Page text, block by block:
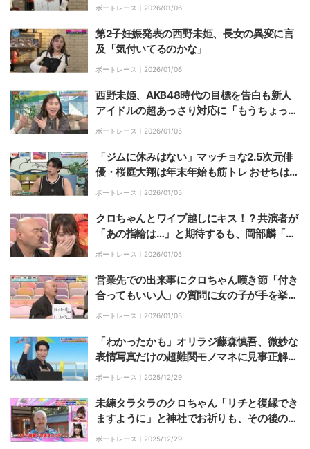
ボートレース｜ 2026/01/06
第2子妊娠発表の西野未姫、長女の異変に言
及「気付いてるのかな」
ボートレース｜ 2026/01/06
西野未姫、AKB48時代の目標を告白も新人
アイドルの超あっさり対応に「もうちょっと
さ…」
ボートレース｜ 2026/01/05
「ジムに休みはない」マッチョな2.5次元俳
優・桜庭大翔は年末年始も筋トレ おせちは
「意外と食べられる」
ボートレース｜ 2026/01/05
クロちゃんとワイプ越しにキス！？共演者が
「あの指輪は…」と期待するも、岡部麟「売
るよ、私」
ボートレース｜ 2026/01/05
営業先での出来事にクロちゃん嘆き節「付き
合ってもいい人」の質問に女の子が手を挙げ
るも「お母さんが下げさせた」
ボートレース｜ 2026/01/05
「わかったかも」オリラジ藤森慎吾、微妙な
表情写真だけの超難関モノマネに見事正解
「すげぇ」「番組愛を感じられます」
ボートレース｜ 2025/12/29
未練タラタラのクロちゃん「リチと復縁でき
ますように」と神社でお祈りも、その後のひ
と言に女性陣「サイテー」
ボートレース｜ 2025/12/29